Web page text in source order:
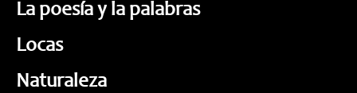
La poesía y la palabras
Locas
Naturaleza